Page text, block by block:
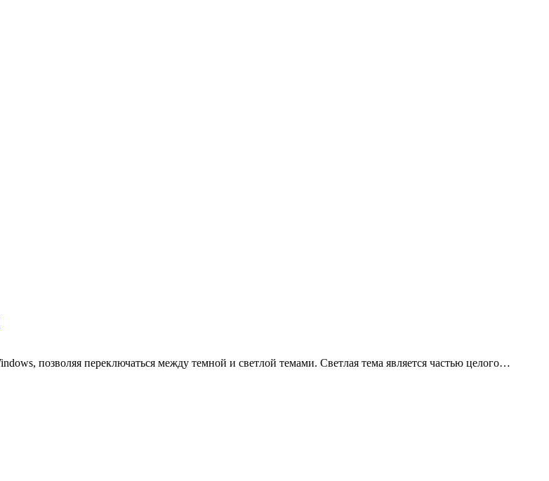
позволяя переключаться между темной и светлой темами. Светлая тема является частью целого…